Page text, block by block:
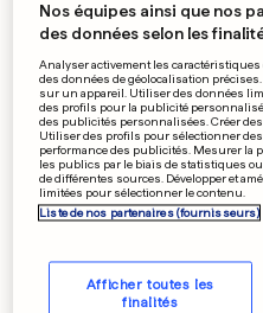
Nos équipes ainsi que nos
des données selon les
Analyser activement les
des données de géolocalisation
sur un appareil. Utiliser des données
des profils pour la publicité
des publicités personnalisées. Créer
Utiliser des profils pour sélectionner
performance des publicités. Mesurer la
les publics par le biais de statistiques
de différentes sources. Développer et
limitées pour sélectionner le contenu.
Liste de nos partenaires (fournisseurs)
Afficher toutes les
finalités